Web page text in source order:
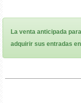
La venta anticipada
adquirir sus entradas